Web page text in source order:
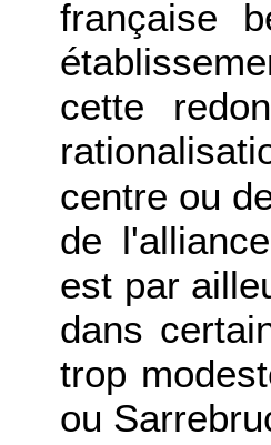
française
cette
centre ou
de
est par
dans
trop
ou